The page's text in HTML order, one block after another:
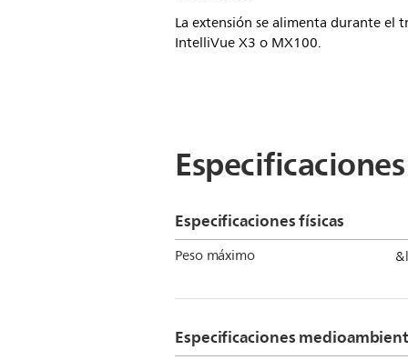
La extensión se alimenta durante el
IntelliVue X3 o MX100.
Especificaciones
Especificaciones físicas
Peso máximo
Especificaciones